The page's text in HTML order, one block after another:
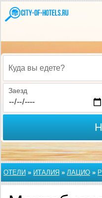
Куда вы едете?
Заезд
ОТЕЛИ » ИТАЛИЯ » ЛАЦИО »